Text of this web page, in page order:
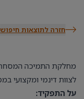
חזרה לתוצאות חיפוש
מחלקת התמיכה
לצוות דינמי ומקצועי
על התפקיד: